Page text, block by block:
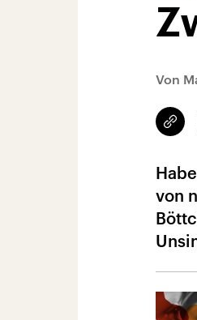
Von
Link
von